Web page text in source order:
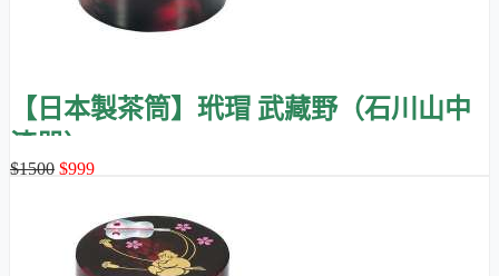
【日本製茶筒】玳瑁 武藏野（石川山中
漆器）
$1500 $999